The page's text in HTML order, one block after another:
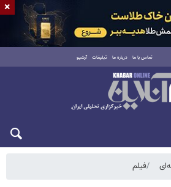
تماس با ما درباره ما تبلیغات آرشیو
فیلم
×